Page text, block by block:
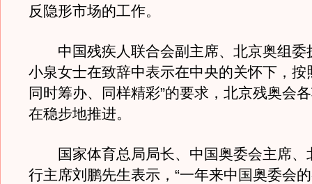
反隐形市场的工作。
中国残疾人联合会副主席、北京奥组委
小泉女士在致辞中表示在中央的关怀下，按
同时筹办、同样精彩”的要求，北京残奥会
在稳步地推进。
国家体育总局局长、中国奥委会主席、
行主席刘鹏先生表示，“一年来中国奥委会